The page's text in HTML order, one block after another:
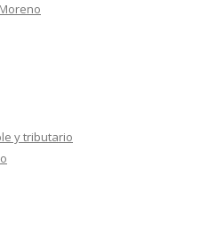
y tributario